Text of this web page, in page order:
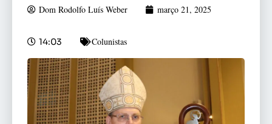
Dom Rodolfo Luís Weber março 21, 2025
14:03 Colunistas